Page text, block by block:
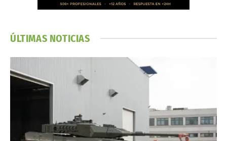
ÚLTIMAS NOTICIAS